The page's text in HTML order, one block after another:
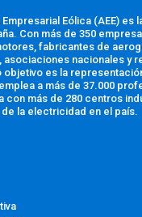
Eólica (AEE) es
Con más de 350
fabricantes de
asociaciones nacionales y
objetivo es la
a más de 37.000
con más de 280 centros
de la electricidad en el país.